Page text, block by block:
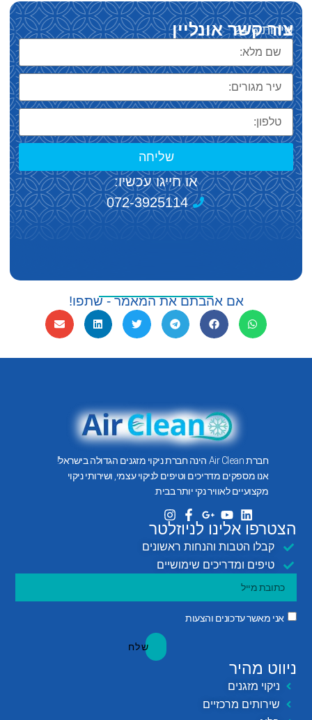
שירות 24/6
צור קשר אונליין
שליחה
או חייגו עכשיו:
072-3925114
אם אהבתם את המאמר - שתפו!
חברת Air Clean הינה חברת ניקוי מזגנים הגדולה בישראל!
אנו מספקים מדריכים וטיפים לניקוי עצמי, ושירותי ניקוי
מקצועיים לאוויר נקי יותר בבית.
ניווט מהיר
ניקוי מזגנים
שירותים מרכזיים
הצטרפו אלינו לניוזלטר
קבלו הטבות והנחות ראשונים
טיפים ומדריכים שימושיים
אני מאשר עדכונים והצעות
שלח